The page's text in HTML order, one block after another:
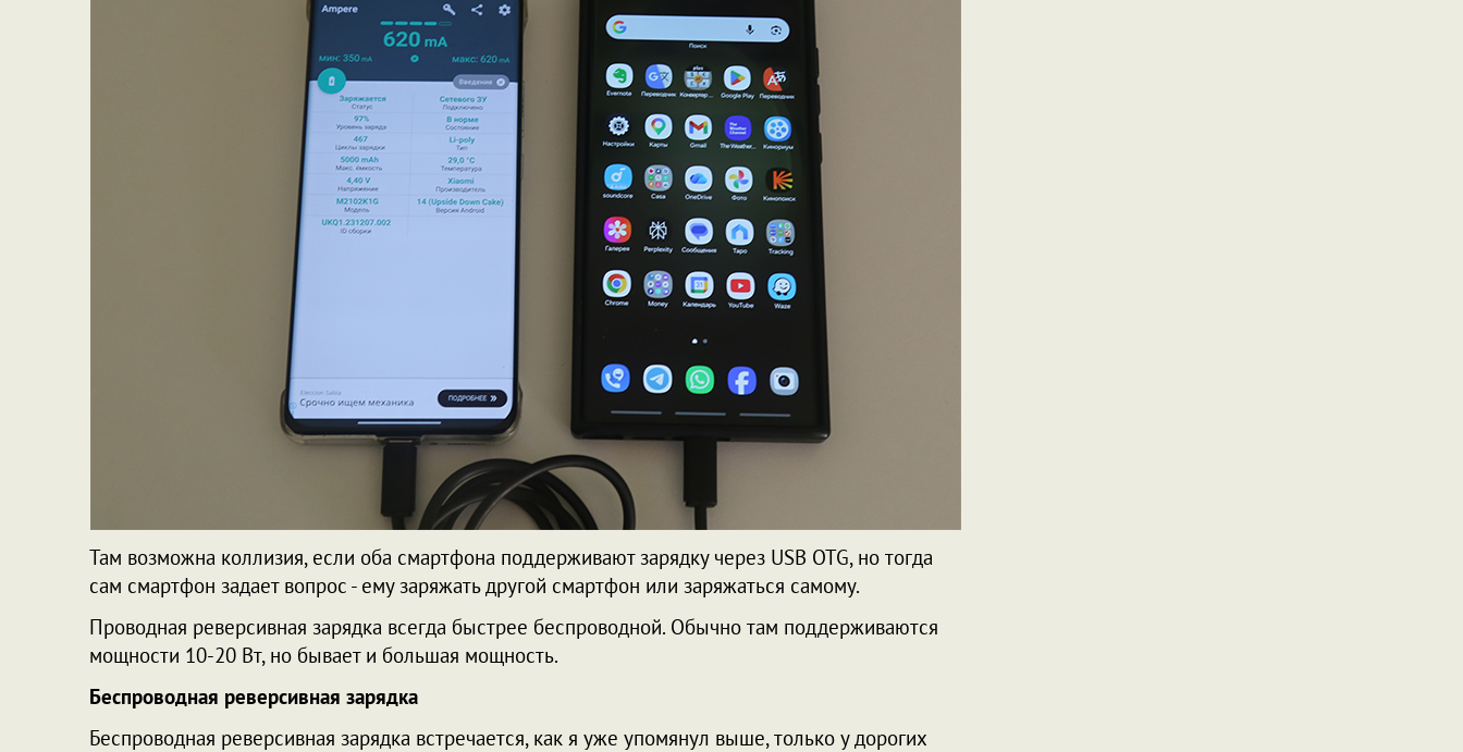
Там возможна коллизия, если оба смартфона поддерживают зарядку через USB OTG, но тогда
сам смартфон задает вопрос - ему заряжать другой смартфон или заряжаться самому.
Проводная реверсивная зарядка всегда быстрее беспроводной. Обычно там поддерживаются
мощности 10-20 Вт, но бывает и большая мощность.
Беспроводная реверсивная зарядка
Беспроводная реверсивная зарядка встречается, как я уже упомянул выше, только у дорогих